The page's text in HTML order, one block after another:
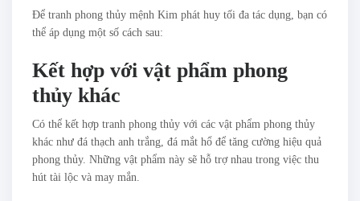
Để tranh phong thủy mệnh Kim phát huy tối đa tác dụng, bạn có
thể áp dụng một số cách sau:
Kết hợp với vật phẩm phong
thủy khác
Có thể kết hợp tranh phong thủy với các vật phẩm phong thủy
khác như đá thạch anh trắng, đá mắt hổ để tăng cường hiệu quả
phong thủy. Những vật phẩm này sẽ hỗ trợ nhau trong việc thu
hút tài lộc và may mắn.